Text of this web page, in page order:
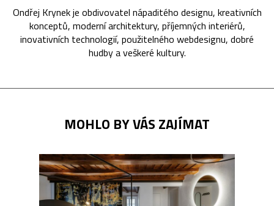
Ondřej Krynek je obdivovatel nápaditého designu, kreativních
konceptů, moderní architektury, příjemných interiérů,
inovativních technologií, použitelného webdesignu, dobré
hudby a veškeré kultury.
MOHLO BY VÁS ZAJÍMAT